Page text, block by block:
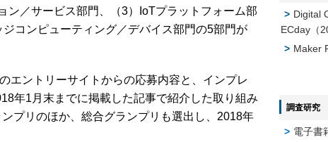
ン／サービス部門、（3）IoTプラットフォーム部
コンピューティング／デバイス部門の5部門が
エントリーサイトからの応募内容と、インプレ
年1月末までに掲載した記事で紹介した取り組み
プリのほか、総合グランプリも選出し、2018年
Digital
ECday（
Maker
調査研究
電子書